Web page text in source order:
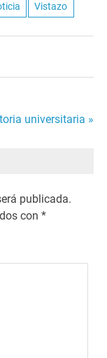
Vistazo
universitaria »
publicada.
con*